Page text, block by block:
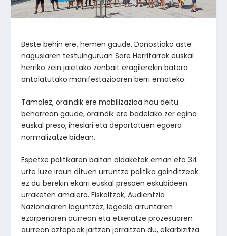
Beste behin ere, hemen gaude, Donostiako aste
nagusiaren testuinguruan Sare Herritarrak euskal
herriko zein jaietako zenbait eragilerekin batera
antolatutako manifestazioaren berri emateko.
Tamalez, oraindik ere mobilizazioa hau deitu
beharrean gaude, oraindik ere badelako zer egina
euskal preso, iheslari eta deportatuen egoera
normalizatze bidean.
Espetxe politikaren baitan aldaketak eman eta 34
urte luze iraun dituen urruntze politika gainditzeak
ez du berekin ekarri euskal presoen eskubideen
urraketen amaiera. Fiskaltzak, Audientzia
Nazionalaren laguntzaz, legedia arruntaren
ezarpenaren aurrean eta etxeratze prozesuaren
aurrean oztopoak jartzen jarraitzen du, elkarbizitza